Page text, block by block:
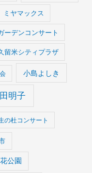
ミヤマックス
ーデンコンサート
留米シティプラザ
小島よしき
明子
の杜コンサート
公園